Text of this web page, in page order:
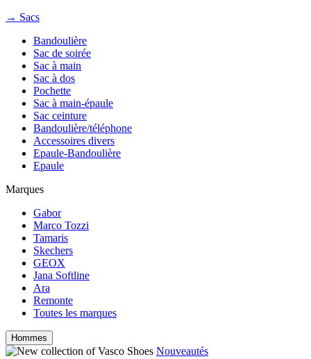
→ Sacs
Bandoulière
Sac de soirée
Sac à main
Sac à dos
Pochette
Sac à main-épaule
Sac ceinture
Bandoulière/téléphone
Accessoires divers
Epaule-Bandoulière
Epaule
Marques
Gabor
Marco Tozzi
Tamaris
Skechers
GEOX
Jana Softline
Ara
Remonte
Toutes les marques
Hommes
Nouveautés